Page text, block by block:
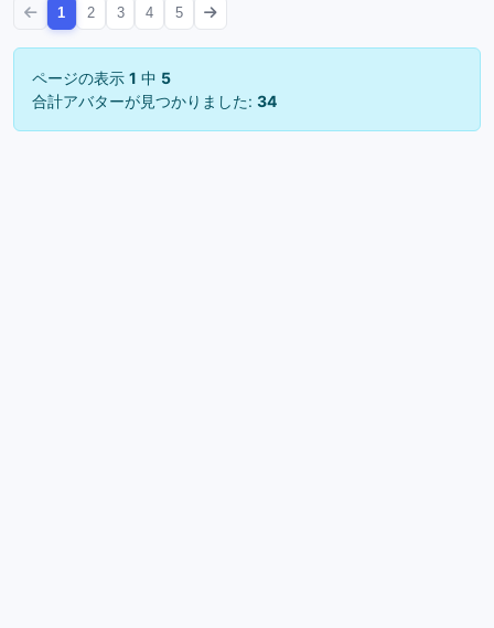
1 2 3 4 5
ページの表示 1 中 5
合計アバターが見つかりました: 34